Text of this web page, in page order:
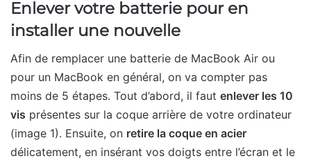
Enlever votre batterie pour en
installer une nouvelle
Afin de remplacer une batterie de MacBook Air ou
pour un MacBook en général, on va compter pas
moins de 5 étapes. Tout d’abord, il faut enlever les 10
vis présentes sur la coque arrière de votre ordinateur
(image 1). Ensuite, on retire la coque en acier
délicatement, en insérant vos doigts entre l’écran et le